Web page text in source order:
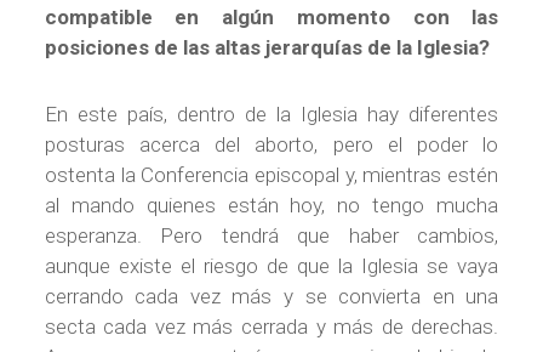
compatible en algún momento con las
posiciones de las altas jerarquías de la Iglesia?
En este país, dentro de la Iglesia hay diferentes
posturas acerca del aborto, pero el poder lo
ostenta la Conferencia episcopal y, mientras estén
al mando quienes están hoy, no tengo mucha
esperanza. Pero tendrá que haber cambios,
aunque existe el riesgo de que la Iglesia se vaya
cerrando cada vez más y se convierta en una
secta cada vez más cerrada y más de derechas.